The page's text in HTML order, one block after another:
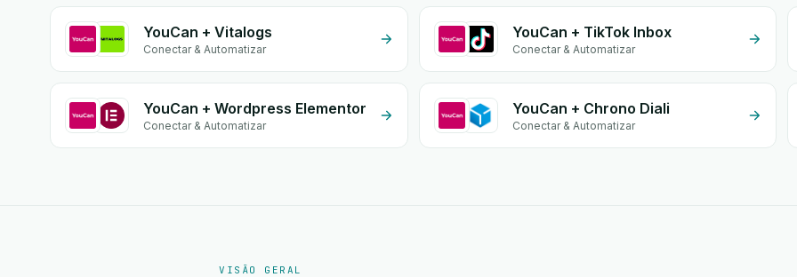
YouCan + Vitalogs
Conectar & Automatizar
YouCan + TikTok Inbox
Conectar & Automatizar
YouCan + Wordpress Elementor
Conectar & Automatizar
YouCan + Chrono Diali
Conectar & Automatizar
VISÃO GERAL